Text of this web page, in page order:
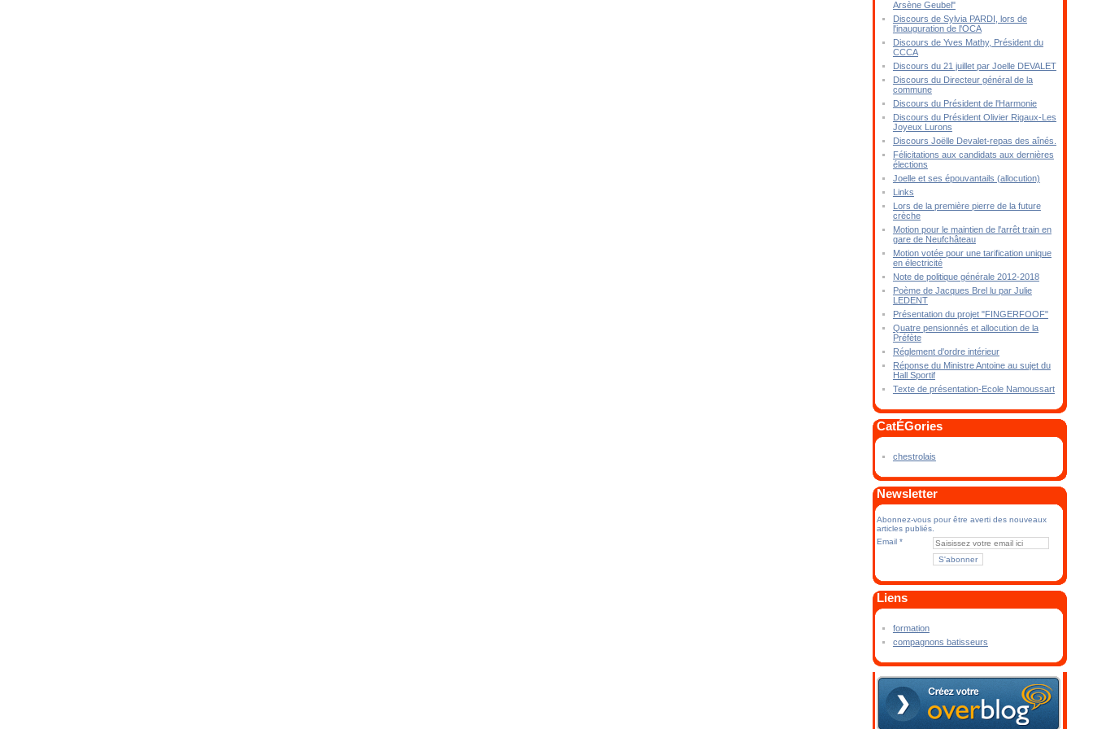
Arsène Geubel"
Discours de Sylvia PARDI, lors de
l'inauguration de l'OCA
Discours de Yves Mathy, Président du
CCCA
Discours du 21 juillet par Joelle DEVALET
Discours du Directeur général de la
commune
Discours du Président de l'Harmonie
Discours du Président Olivier Rigaux-Les
Joyeux Lurons
Discours Joëlle Devalet-repas des aînés.
Félicitations aux candidats aux dernières
élections
Joelle et ses épouvantails (allocution)
Links
Lors de la première pierre de la future
crèche
Motion pour le maintien de l'arrêt train en
gare de Neufchâteau
Motion votée pour une tarification unique
en électricité
Note de politique générale 2012-2018
Poème de Jacques Brel lu par Julie
LEDENT
Présentation du projet "FINGERFOOF"
Quatre pensionnés et allocution de la
Préfète
Réglement d'ordre intérieur
Réponse du Ministre Antoine au sujet du
Hall Sportif
Texte de présentation-Ecole Namoussart
CatÉGories
chestrolais
Newsletter
Abonnez-vous pour être averti des nouveaux
articles publiés.
Email
Liens
formation
compagnons batisseurs